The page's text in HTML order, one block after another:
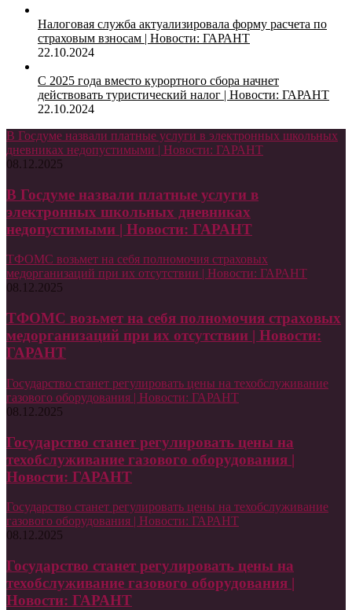
Налоговая служба актуализировала форму расчета по
страховым взносам | Новости: ГАРАНТ
22.10.2024
С 2025 года вместо курортного сбора начнет
действовать туристический налог | Новости: ГАРАНТ
22.10.2024
В Госдуме назвали платные услуги в электронных школьных
дневниках недопустимыми | Новости: ГАРАНТ
08.12.2025
В Госдуме назвали платные услуги в
электронных школьных дневниках
недопустимыми | Новости: ГАРАНТ
ТФОМС возьмет на себя полномочия страховых
медорганизаций при их отсутствии | Новости: ГАРАНТ
08.12.2025
ТФОМС возьмет на себя полномочия страховых
медорганизаций при их отсутствии | Новости:
ГАРАНТ
Государство станет регулировать цены на техобслуживание
газового оборудования | Новости: ГАРАНТ
08.12.2025
Государство станет регулировать цены на
техобслуживание газового оборудования |
Новости: ГАРАНТ
Государство станет регулировать цены на техобслуживание
газового оборудования | Новости: ГАРАНТ
08.12.2025
Государство станет регулировать цены на
техобслуживание газового оборудования |
Новости: ГАРАНТ